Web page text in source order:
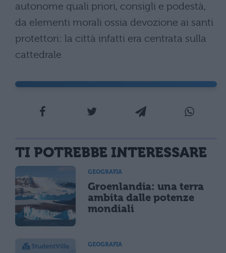
autonome quali priori, consigli e podestà,
da elementi morali ossia devozione ai santi
protettori: la città infatti era centrata sulla
cattedrale
TI POTREBBE INTERESSARE
GEOGRAFIA
Groenlandia: una terra
ambita dalle potenze
mondiali
GEOGRAFIA